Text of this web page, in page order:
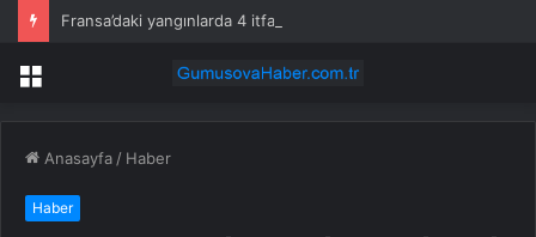
Fransa’daki yangınlarda 4 itfaiye eri hayatını kaybetti
Menü
Anasayfa / Haber
Haber